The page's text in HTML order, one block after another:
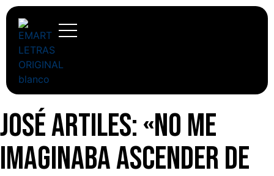
José Artiles: «No me
imaginaba ascender de